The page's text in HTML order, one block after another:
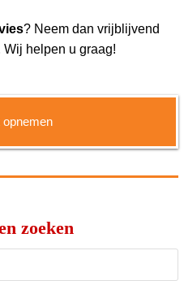
? Neem dan vrijblijvend
helpen u graag!
opnemen
zoeken